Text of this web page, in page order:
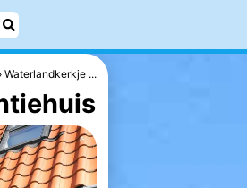
Waterlandkerkje ...